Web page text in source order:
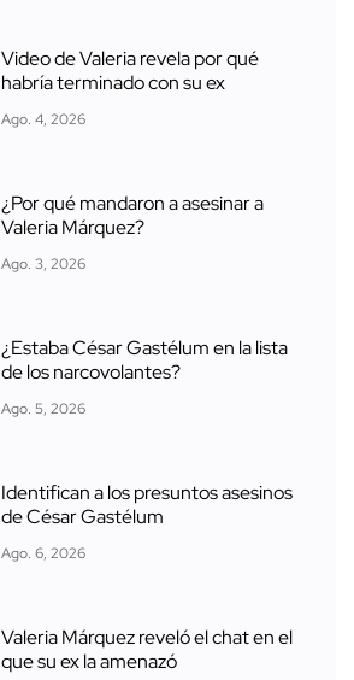
Video de Valeria revela por qué
habría terminado con su ex
Ago. 4, 2026
¿Por qué mandaron a asesinar a
Valeria Márquez?
Ago. 3, 2026
¿Estaba César Gastélum en la lista
de los narcovolantes?
Ago. 5, 2026
Identifican a los presuntos asesinos
de César Gastélum
Ago. 6, 2026
Valeria Márquez reveló el chat en el
que su ex la amenazó